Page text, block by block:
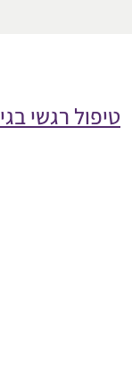
טיפול רגשי